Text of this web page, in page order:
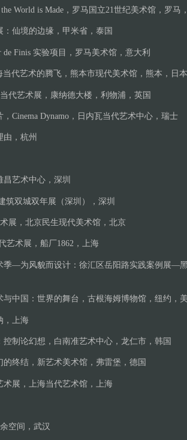
the World is Made，罗马国立21世纪美术馆，罗马
：仙境的边缘，甲米省，泰国
de Finis 实验项目，罗马美术馆，意大利
当代艺术的腾飞，熊本市现代美术馆，熊本，日本
代艺术展，康纳德大楼，利物浦，英国
Cinema Dynamo，日内瓦当代艺术中心，瑞士
由，杭州
艺术中心，深圳
筑双城双年展（深圳），深圳
展，北京民生现代美术馆，北京
艺术展，船厂1862，上海
季—为风貌而设计：徐汇区岳阳路实践案例展—
与中国：世界的舞台，古根海姆博物馆，纽约，
，上海
控制论幻想，白南准艺术中心，龙仁市，韩国
终结，新艺术美术馆，弗雷堡，德国
展，上海当代艺术馆，上海
空间，武汉